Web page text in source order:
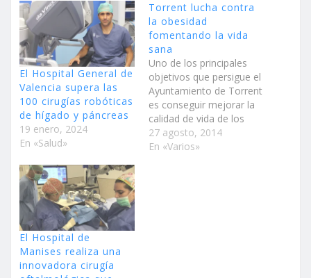
El Hospital General de
Valencia supera las
100 cirugías robóticas
de hígado y páncreas
19 enero, 2024
En «Salud»
Torrent lucha contra
la obesidad
fomentando la vida
sana
Uno de los principales
objetivos que persigue el
Ayuntamiento de Torrent
es conseguir mejorar la
calidad de vida de los
vecinos del municipio.
Por eso, la Fundación
27 agosto, 2014
En «Varios»
El Hospital de
Manises realiza una
innovadora cirugía